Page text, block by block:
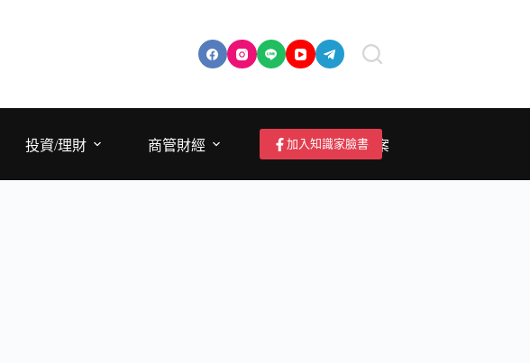
投資/理財 商管財經 成為作者/投稿/提案
加入知識家臉書